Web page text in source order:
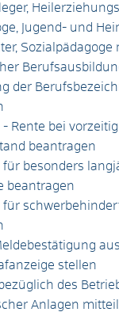
Jugend- und
Sozialpädagoge
der
Rente bei
beantragen
für besonders
beantragen
für
stellen
des
Anlagen